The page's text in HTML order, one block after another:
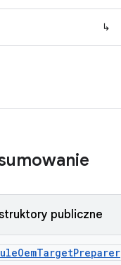
↳
publiczne
OemTargetPreparer